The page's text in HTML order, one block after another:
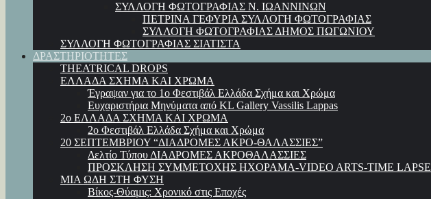
ΣΥΛΛΟΓΗ ΦΩΤΟΓΡΑΦΙΑΣ Ν. ΙΩΑΝΝΙΝΩΝ
ΠΕΤΡΙΝΑ ΓΕΦΥΡΙΑ ΣΥΛΛΟΓΗ ΦΩΤΟΓΡΑΦΙΑΣ
ΣΥΛΛΟΓΗ ΦΩΤΟΓΡΑΦΙΑΣ ΔΗΜΟΣ ΠΩΓΩΝΙΟΥ
ΣΥΛΛΟΓΗ ΦΩΤΟΓΡΑΦΙΑΣ ΣΙΑΤΙΣΤΑ
ΔΡΑΣΤΗΡΙΟΤΗΤΕΣ
THEATRICAL DROPS
ΕΛΛΑΔΑ ΣΧΗΜΑ ΚΑΙ ΧΡΩΜΑ
Έγραψαν για το 1ο Φεστιβάλ Ελλάδα Σχήμα και Χρώμα
Ευχαριστήρια Μηνύματα από KL Gallery Vassilis Lappas
2ο ΕΛΛΑΔΑ ΣΧΗΜΑ ΚΑΙ ΧΡΩΜΑ
2ο Φεστιβάλ Ελλάδα Σχήμα και Χρώμα
20 ΣΕΠΤΕΜΒΡΙΟΥ “ΔΙΑΔΡΟΜΕΣ ΑΚΡΟ-ΘΑΛΑΣΣΙΕΣ”
Δελτίο Τύπου ΔΙΑΔΡΟΜΕΣ ΑΚΡΟΘΑΛΑΣΣΙΕΣ
ΠΡΟΣΚΛΗΣΗ ΣΥΜΜΕΤΟΧΗΣ ΗΧΟΡΑΜΑ-VIDEO ARTS-TIME LAPSE
ΜΙΑ ΩΔΗ ΣΤΗ ΦΥΣΗ
Βίκος-Θύαμις: Χρονικό στις Εποχές